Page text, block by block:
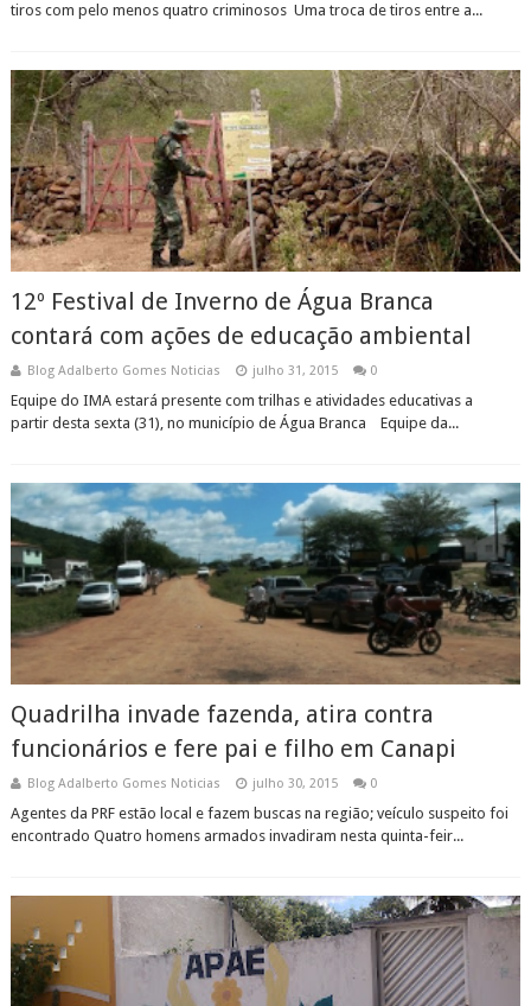
tiros com pelo menos quatro criminosos Uma troca de tiros entre a...
12º Festival de Inverno de Água Branca
contará com ações de educação ambiental
Blog Adalberto Gomes Noticias julho 31, 2015 0
Equipe do IMA estará presente com trilhas e atividades educativas a
partir desta sexta (31), no município de Água Branca Equipe da...
Quadrilha invade fazenda, atira contra
funcionários e fere pai e filho em Canapi
Blog Adalberto Gomes Noticias julho 30, 2015 0
Agentes da PRF estão local e fazem buscas na região; veículo suspeito foi
encontrado Quatro homens armados invadiram nesta quinta-feir...